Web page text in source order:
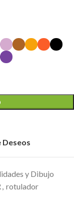
Deseos
y Dibujo
rotulador